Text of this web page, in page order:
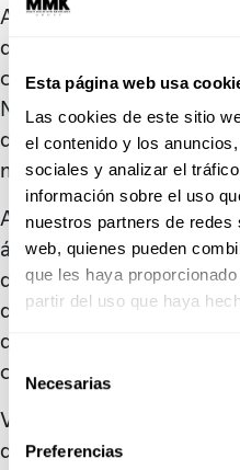
Esta página web usa
Las cookies de este sitio
el contenido y los
sociales y analizar el
información sobre el uso
nuestros partners de
web, quienes pueden
que les haya
partir del uso que haya
Necesarias
Preferencias
Además de estos
que nos convencieron
ciertas cosas, que no
Nos han hecho dudar
de estar en puestos de
nos la terminamos
A veces la falta de
ánimos o hacernos sentir
donde deberíamos estar,
difícil: aventarnos a
que queramos hacer
confía en nosotros.
Valeria tiene más de 9
desarrollando